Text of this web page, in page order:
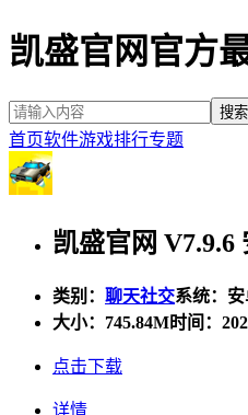
凯盛官网官方
首页软件游戏排行专题
凯盛官网 V7.9.6
类别： 聊天社交系统：安
大小： 745.84M时间：
点击下载
详情